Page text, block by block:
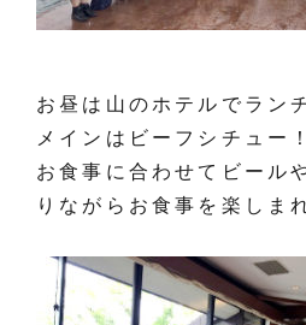
お昼は山のホテルでラン
メインはビーフシチュー！
お食事に合わせてビール
りながらお食事を楽しま